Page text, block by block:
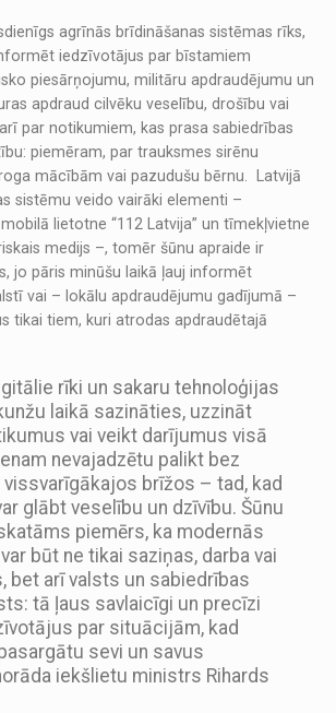
agrīnās brīdināšanas sistēmas rīks,
iedzīvotājus par bīstamiem
piesārņojumu, militāru apdraudējumu un
apdraud cilvēku veselību, drošību vai
par notikumiem, kas prasa sabiedrības
piemēram, par trauksmes sirēnu
mācībām vai pazudušu bērnu. Latvijā
sistēmu veido vairāki elementi –
lietotne “112 Latvija” un tīmekļvietne
medijs –, tomēr šūnu apraide ir
jo pāris minūšu laikā ļauj informēt
vai – lokālu apdraudējumu gadījumā –
tikai tiem, kuri atrodas apdraudētajā
rīki un sakaru tehnoloģijas
laikā sazināties, uzzināt
vai veikt darījumus visā
nevajadzētu palikt bez
brīžos – tad, kad
glābt veselību un dzīvību. Šūnu
piemērs, ka modernās
būt ne tikai saziņas, darba vai
bet arī valsts un sabiedrības
tā ļaus savlaicīgi un precīzi
par situācijām, kad
sevi un savus
iekšlietu ministrs Rihards